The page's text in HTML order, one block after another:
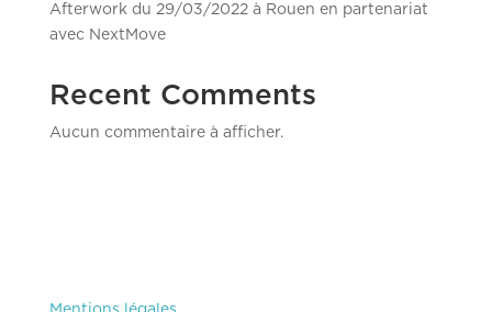
Afterwork du 29/03/2022 à Rouen en partenariat
avec NextMove
Recent Comments
Aucun commentaire à afficher.